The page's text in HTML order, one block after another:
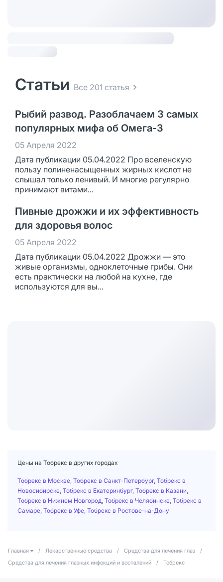
Статьи Все 201 статья
Рыбий развод. Разоблачаем 3 самых
популярных мифа об Омега-3
05 Апреля 2022
Дата публикации 05.04.2022 Про вселенскую
пользу полиненасыщенных жирных кислот не
слышал только ленивый. И многие регулярно
принимают витами...
Пивные дрожжи и их эффективность
для здоровья волос
05 Апреля 2022
Дата публикации 05.04.2022 Дрожжи — это
живые организмы, одноклеточные грибы. Они
есть практически на любой на кухне, где
используются для вы...
Цены на Тобрекс в других городах
Тобрекс в Москве Тобрекс в Санкт-Петербург, Тобрекс в
Новосибирске Тобрекс в Екатеринбург, Тобрекс в Казани
Тобрекс в Нижнем Новгород Тобрекс в Челябинске Тобрекс в
Самаре Тобрекс в Уфе Тобрекс в Ростове-на-Дону
Главная / Лекарственные средства / Средства для лечения глаз
/
Средства для лечения глазных инфекций и воспалений
/ Тобрекс